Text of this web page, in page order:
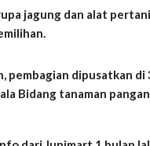
jagung dan alat
dipusatkan
Bidang tanaman